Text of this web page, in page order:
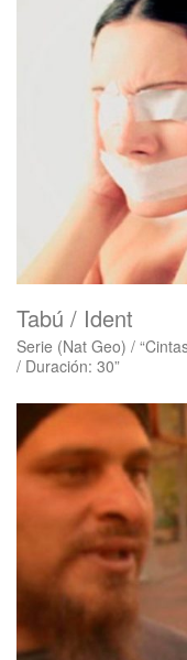
Tabú / Ident
Serie (Nat Geo) /
/ Duración: 30”